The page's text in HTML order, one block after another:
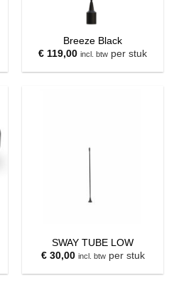
Breeze Black
€ 119,00 incl. btw per stuk
SWAY TUBE LOW
€30,00 incl. btwper stuk